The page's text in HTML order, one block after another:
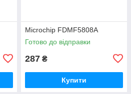
Microchip FDMF5808A
Готово до відправки
287 ₴
Купити